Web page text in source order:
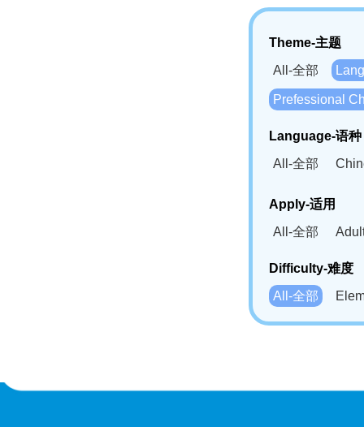
Theme-主题
All-全部
Prefessional
Language-语种
All-全部
Bahasa
Swahili(SW)-
Apply-适用
All-全部
Difficulty-难度
All-全部